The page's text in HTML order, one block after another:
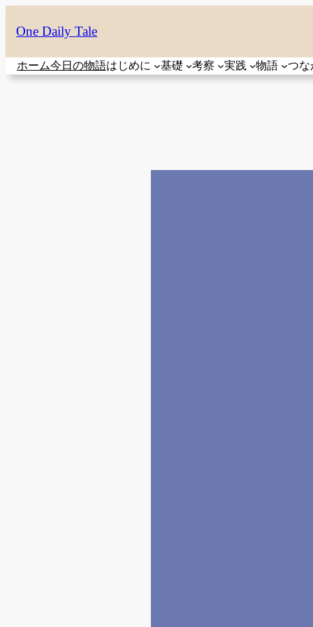
容
を
ス
One Daily Tale
ホーム今日の物語はじめに 基礎 考察 実践 物語 つな